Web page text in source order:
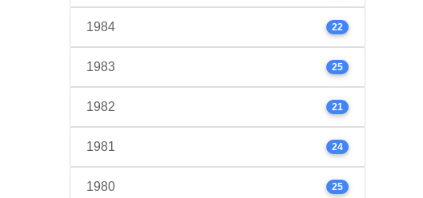
1984 22
1983 25
1982 21
1981 24
1980 25